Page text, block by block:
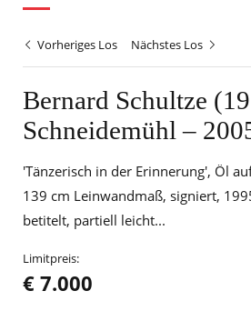
Vorheriges Los Nächstes Los
Bernard Schultze
Schneidemühl –
'Tänzerisch in der Erinnerung', Öl
139 cm Leinwandmaß, signiert,
betitelt, partiell leicht...
Limitpreis:
€ 7.000